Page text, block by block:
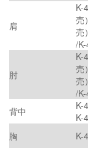
肩
K-
売
売）
/
肘
K-
売
売）
/
背中
K-
K-
胸
K-